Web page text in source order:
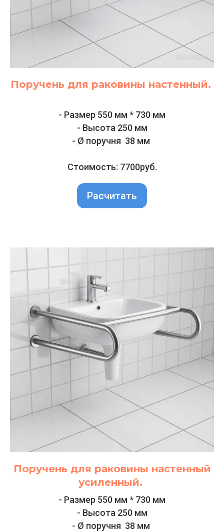
Поручень для раковины настенный.
- Размер 550 мм * 730 мм
- Высота 250 мм
- Ø поручня 38 мм
Стоимость: 7700руб.
Расчитать
Поручень для раковины настенный
усиленный.
- Размер 550 мм * 730 мм
- Высота 250 мм
- Ø поручня 38 мм